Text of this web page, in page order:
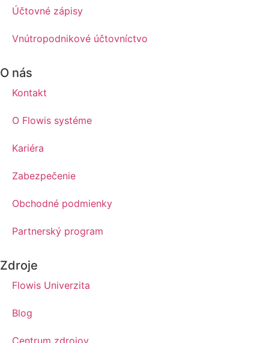
Účtovné zápisy
Vnútropodnikové účtovníctvo
O nás
Kontakt
O Flowis systéme
Kariéra
Zabezpečenie
Obchodné podmienky
Partnerský program
Zdroje
Flowis Univerzita
Blog